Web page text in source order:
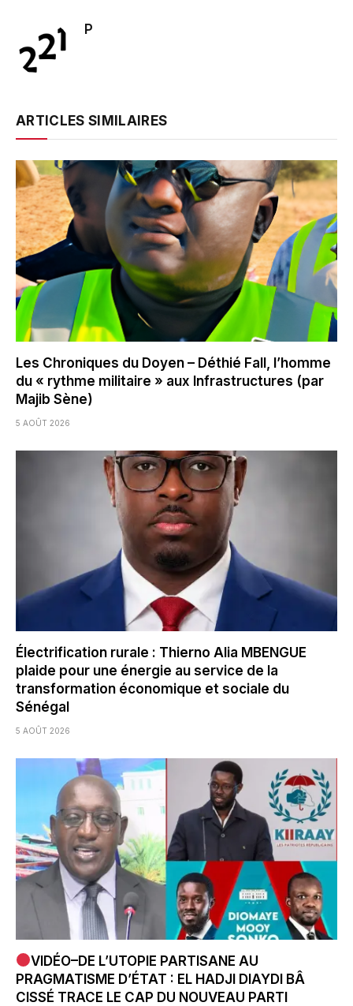
P
ARTICLES SIMILAIRES
Les Chroniques du Doyen – Déthié Fall, l’homme
du « rythme militaire » aux Infrastructures (par
Majib Sène)
5 AOÛT 2026
Électrification rurale : Thierno Alia MBENGUE
plaide pour une énergie au service de la
transformation économique et sociale du
Sénégal
5 AOÛT 2026
VIDÉO–DE L’UTOPIE PARTISANE AU
PRAGMATISME D’ÉTAT : EL HADJI DIAYDI BÂ
CISSÉ TRACE LE CAP DU NOUVEAU PARTI